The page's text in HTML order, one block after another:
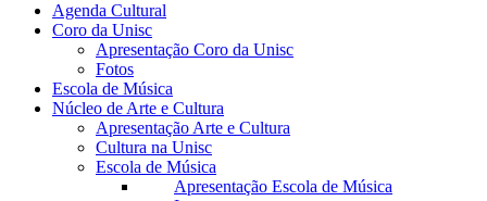
Agenda Cultural
Coro da Unisc
Apresentação Coro da Unisc
Fotos
Escola de Música
Núcleo de Arte e Cultura
Apresentação Arte e Cultura
Cultura na Unisc
Escola de Música
Apresentação Escola de Música